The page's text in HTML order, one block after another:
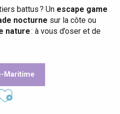
battus ? Un escape game
nocturne sur la côte ou
nature: à vous d’oser et de
Maritime